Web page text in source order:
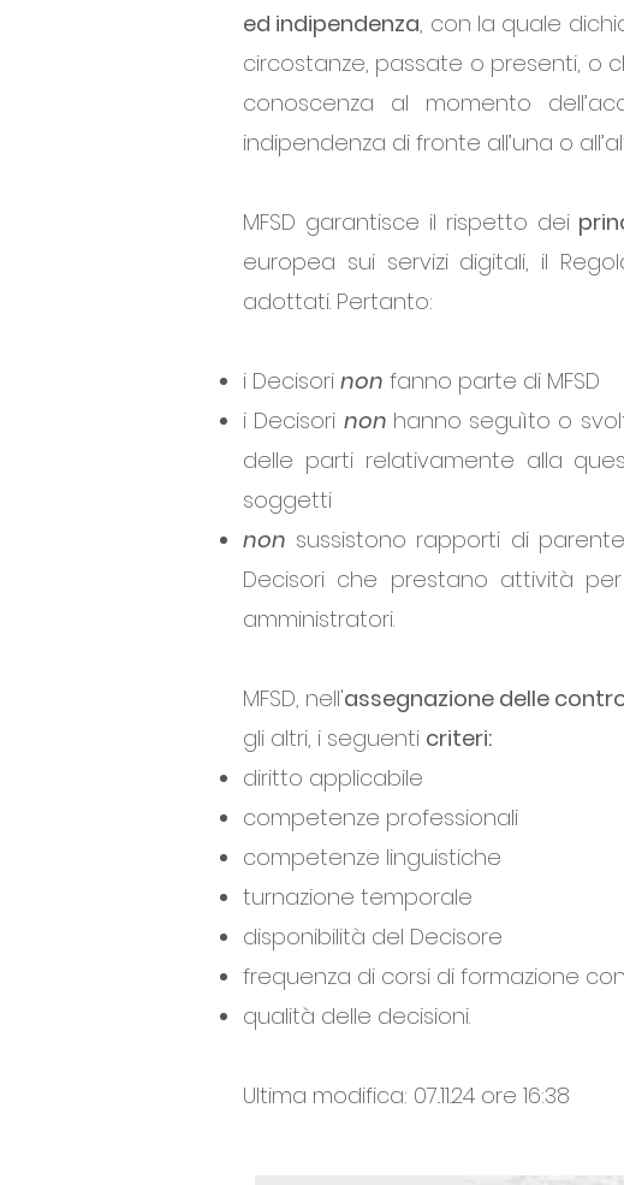
ed indipendenza, con la quale
circostanze, passate o presenti, o
conoscenza al momento
indipendenza di fronte all’una o
MFSD garantisce il rispetto dei
europea sui servizi digitali, il
adottati. Pertanto:
i Decisori non fanno parte di MFSD
i Decisori non hanno seguìto o
delle parti relativamente alla
soggetti
non sussistono rapporti di
Decisori che prestano attività
amministratori.
MFSD, nell'assegnazione delle
gli altri, i seguenti criteri:
diritto applicabile
competenze professionali
competenze linguistiche
turnazione temporale
disponibilità del Decisore
frequenza di corsi di formazione
qualità delle decisioni.
Ultima modifica: 07..11.24 ore 16:38